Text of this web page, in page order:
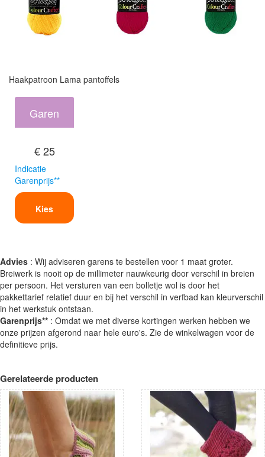
Haakpatroon Lama pantoffels
Garen
€ 25
Indicatie
Garenprijs**
Kies
Advies : Wij adviseren garens te bestellen voor 1 maat groter.
Breiwerk is nooit op de millimeter nauwkeurig door verschil in breien
per persoon. Het versturen van een bolletje wol is door het
pakkettarief relatief duur en bij het verschil in verfbad kan kleurverschil
in het werkstuk ontstaan.
Garenprijs** : Omdat we met diverse kortingen werken hebben we
onze prijzen afgerond naar hele euro's. Zie de winkelwagen voor de
definitieve prijs.
Gerelateerde producten